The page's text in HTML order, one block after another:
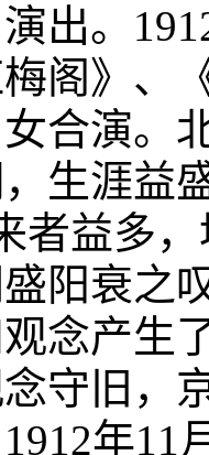
出。
阁》、
合演。
生涯益
者益多
阳衰之
念产生
守旧，
年11